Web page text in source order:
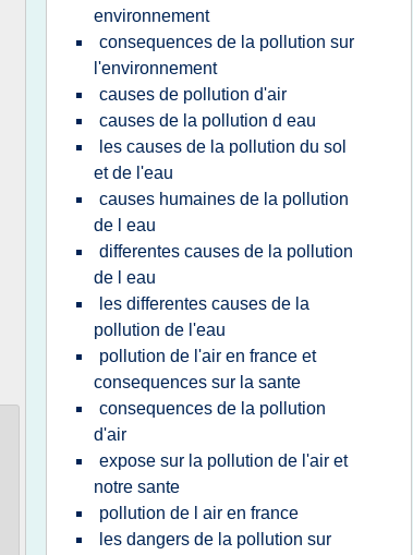
environnement
consequences de la pollution sur
l'environnement
causes de pollution d'air
causes de la pollution d eau
les causes de la pollution du sol
et de l'eau
causes humaines de la pollution
de l eau
differentes causes de la pollution
de l eau
les differentes causes de la
pollution de l'eau
pollution de l'air en france et
consequences sur la sante
consequences de la pollution
d'air
expose sur la pollution de l'air et
notre sante
pollution de l air en france
les dangers de la pollution sur